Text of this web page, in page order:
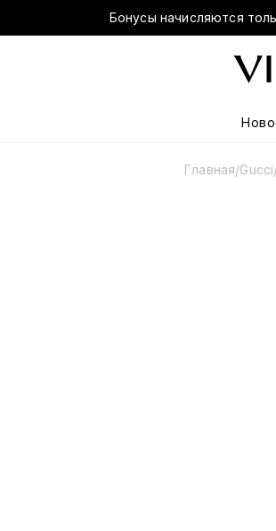
Бонусы начисляются
Главная/Gucci